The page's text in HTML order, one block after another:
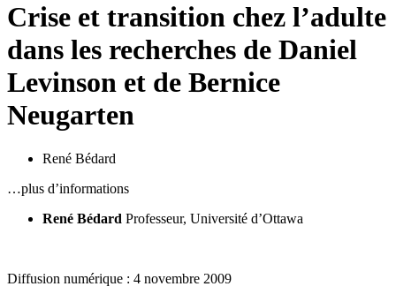
Crise et transition chez l’adulte
dans les recherches de Daniel
Levinson et de Bernice
Neugarten
René Bédard
…plus d’informations
René Bédard Professeur, Université d’Ottawa
Diffusion numérique : 4 novembre 2009